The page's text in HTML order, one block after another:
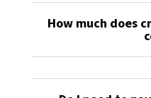
How much does